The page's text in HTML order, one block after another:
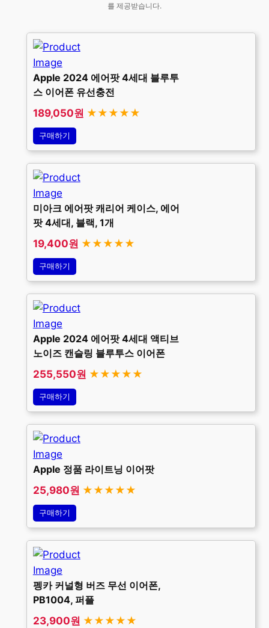
를 제공받습니다.
Apple 2024 에어팟 4세대 블루투
스 이어폰 유선충전
189,050원 ★★★★★
구매하기
미아크 에어팟 캐리어 케이스, 에어
팟 4세대, 블랙, 1개
19,400원 ★★★★★
구매하기
Apple 2024 에어팟 4세대 액티브
노이즈 캔슬링 블루투스 이어폰
255,550원 ★★★★★
구매하기
Apple 정품 라이트닝 이어팟
25,980원 ★★★★★
구매하기
펭카 커널형 버즈 무선 이어폰,
PB1004, 퍼플
23,900원 ★★★★★